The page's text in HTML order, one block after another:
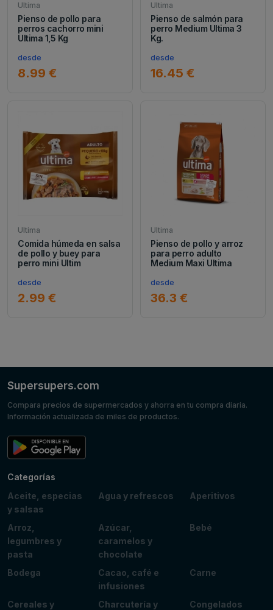
Ultima
Pienso de pollo para
perros cachorro mini
Ultima 1,5 Kg
desde
8.99 €
Ultima
Pienso de salmón para
perro Medium Ultima 3
Kg.
desde
16.45 €
Ultima
Comida húmeda en salsa
de pollo y buey para
perro mini Ultim
desde
2.99 €
Ultima
Pienso de pollo y arroz
para perro adulto
Medium Maxi Ultima
desde
36.3 €
Supersupers.com
Compara precios de supermercados y ahorra en tu compra diaria.
Información actualizada de miles de productos.
Categorías
Aceite, especias
y salsas
Agua y refrescos Aperitivos
Arroz,
legumbres y
pasta
Azúcar,
caramelos y
chocolate
Bebé
Bodega
Cacao, café e
infusiones
Carne
Cereales y
Charcutería y
Congelados